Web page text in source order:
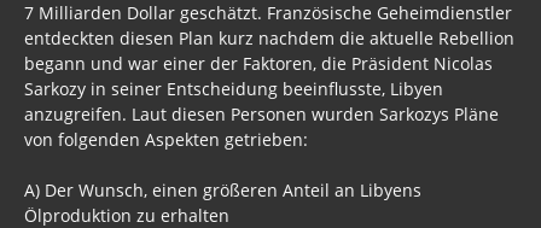
Bargeldverbot
Syrien
Libyen
China
7 Milliarden Dollar geschätzt. Französische Geheimdienstler
entdeckten diesen Plan kurz nachdem die aktuelle Rebellion
begann und war einer der Faktoren, die Präsident Nicolas
Sarkozy in seiner Entscheidung beeinflusste, Libyen
anzugreifen. Laut diesen Personen wurden Sarkozys Pläne
von folgenden Aspekten getrieben:
A) Der Wunsch, einen größeren Anteil an Libyens
Ölproduktion zu erhalten